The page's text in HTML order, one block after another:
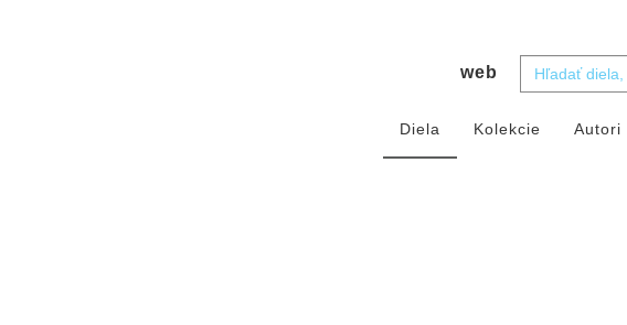
web
Diela Kolekcie Autori